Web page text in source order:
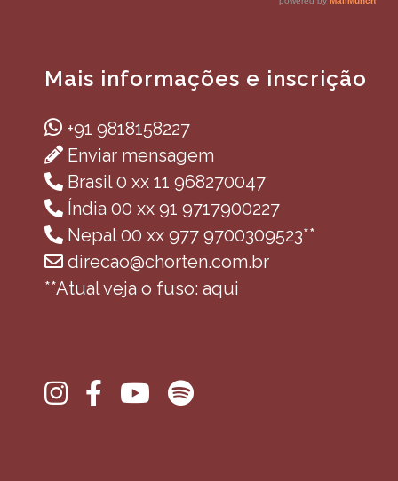
Mais informações e inscrição
+91 9818158227
Enviar mensagem
Brasil 0 xx 11 968270047
Índia 00 xx 91 9717900227
Nepal 00 xx 977 9700309523**
direcao@chorten.com.br
**Atual veja o fuso: aqui